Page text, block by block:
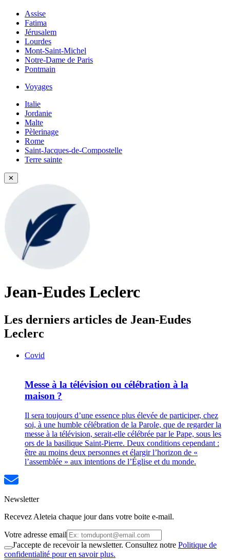
Assise
Fatima
Jérusalem
Lourdes
Mont-Saint-Michel
Notre-Dame de Paris
Pontmain
Voyages
Italie
Jordanie
Malte
Pèlerinage
Rome
Saint-Jacques-de-Compostelle
Terre sainte
✕
Jean-Eudes Leclerc
Les derniers articles de Jean-Eudes
Leclerc
Covid
Messe à la télévision ou célébration à la
maison ?
Il sera toujours d’une essence plus élevée de participer, chez
soi, à une humble célébration de la Parole, que de regarder la
messe à la télévision, serait-elle célébrée par le Pape, sous les
ors de la basilique Saint-Pierre. Deux conditions cependant :
être au moins deux personnes et élargir l’horizon de «
l’assemblée » aux intentions de l’Église et du monde.
Newsletter
Recevez Aleteia chaque jour dans votre boite e-mail.
Votre adresse email
J'accepte de recevoir la newsletter. Consultez notre Politique de
confidentialité pour en savoir plus.